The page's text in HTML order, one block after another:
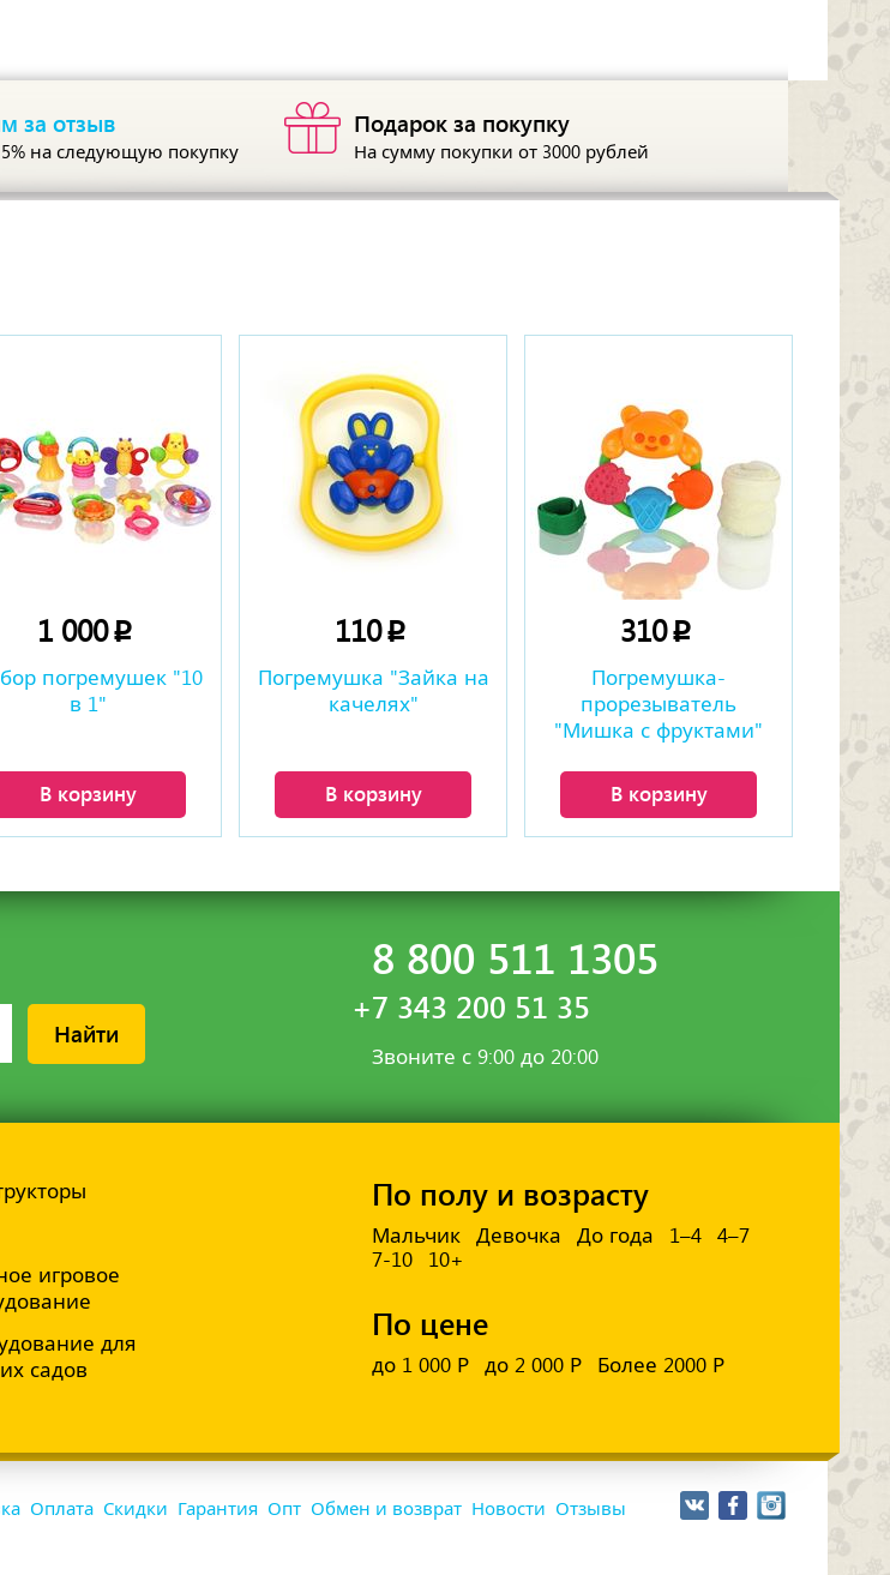
за отзыв
на следующую покупку
Подарок за покупку
На сумму покупки от 3000 рублей
1 000p
погремушек "10
в 1"
В корзину
110p
Погремушка "Зайка на
качелях"
В корзину
310p
Погремушка-
прорезыватель
"Мишка с фруктами"
В корзину
8 800 511 1305
+7 343 200 51 35
Звоните с 9:00 до 20:00
Найти
По полу и возрасту
Мальчик Девочка До года 1–4
4–7
7-10
10+
По цене
до 1 000 Р до 2 000 Р Более 2000 Р
игровое
для
садов
Оплата Скидки Гарантия Опт Обмен и возврат Новости Отзывы